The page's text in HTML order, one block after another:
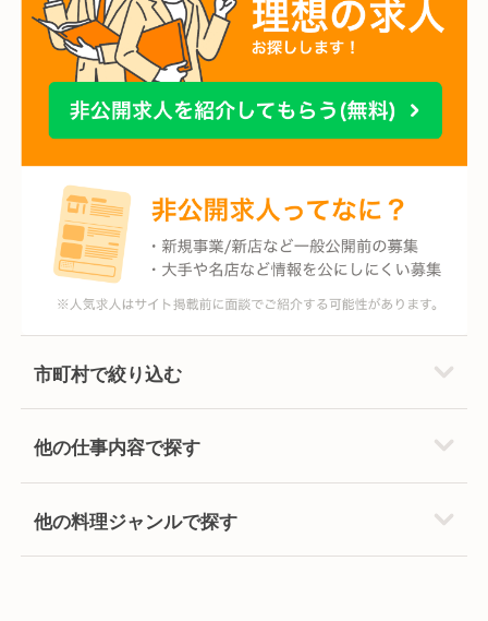
市町村で絞り込む
他の仕事内容で探す
他の料理ジャンルで探す